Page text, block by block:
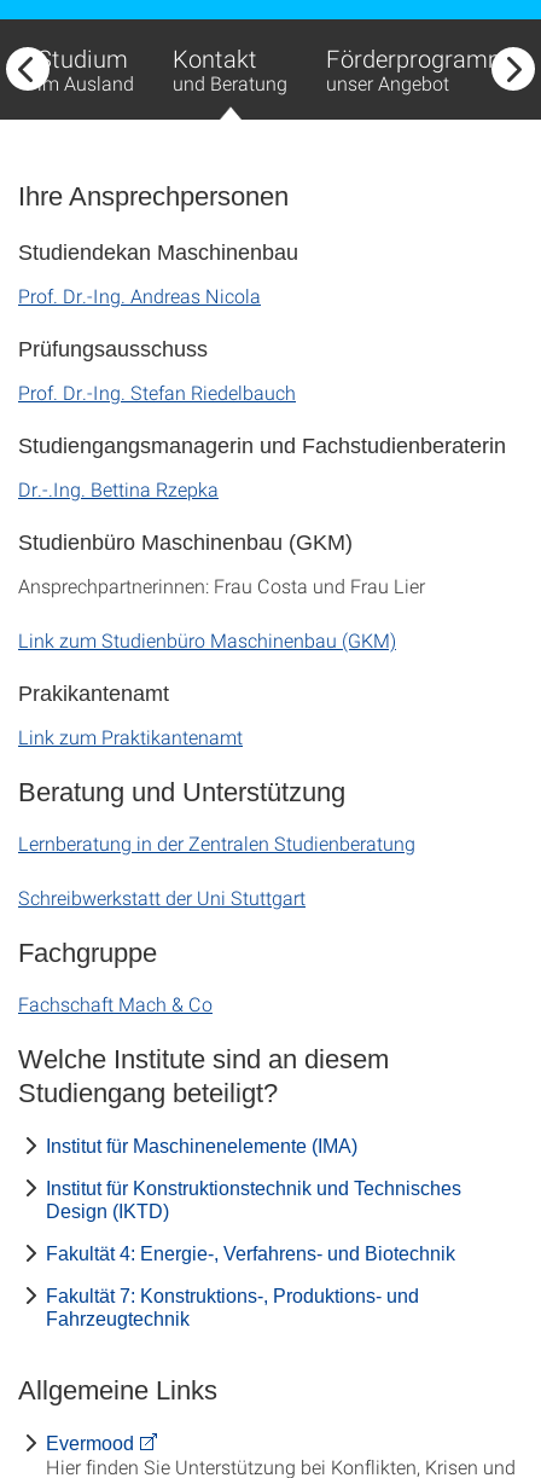
Studium
im Ausland
Kontakt
und Beratung
Förderprogramme
unser Angebot
Ihre Ansprechpersonen
Studiendekan Maschinenbau
Prof. Dr.-Ing. Andreas Nicola
Prüfungsausschuss
Prof. Dr.-Ing. Stefan Riedelbauch
Studiengangsmanagerin und Fachstudienberaterin
Dr.-.Ing. Bettina Rzepka
Studienbüro Maschinenbau (GKM)
Ansprechpartnerinnen: Frau Costa und Frau Lier
Link zum Studienbüro Maschinenbau (GKM)
Prakikantenamt
Link zum Praktikantenamt
Beratung und Unterstützung
Lernberatung in der Zentralen Studienberatung
Schreibwerkstatt der Uni Stuttgart
Fachgruppe
Fachschaft Mach & Co
Welche Institute sind an diesem
Studiengang beteiligt?
Institut für Maschinenelemente (IMA)
Institut für Konstruktionstechnik und Technisches
Design (IKTD)
Fakultät 4: Energie-, Verfahrens- und Biotechnik
Fakultät 7: Konstruktions-, Produktions- und
Fahrzeugtechnik
Allgemeine Links
Evermood
Hier finden Sie Unterstützung bei Konflikten, Krisen und